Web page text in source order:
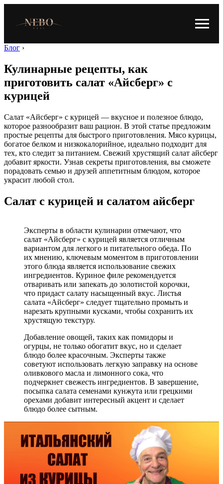
Блог ›
Кулинарные рецепты, как
приготовить салат «Айсберг» с
курицей
Салат «Айсберг» с курицей — вкусное и полезное блюдо,
которое разнообразит ваш рацион. В этой статье предложим
простые рецепты для быстрого приготовления. Мясо курицы,
богатое белком и низкокалорийное, идеально подходит для
тех, кто следит за питанием. Свежий хрустящий салат айсберг
добавит яркости. Узнав секреты приготовления, вы сможете
порадовать семью и друзей аппетитным блюдом, которое
украсит любой стол.
Салат с курицей и салатом айсберг
Эксперты в области кулинарии отмечают, что
салат «Айсберг» с курицей является отличным
вариантом для легкого и питательного обеда. По
их мнению, ключевым моментом в приготовлении
этого блюда является использование свежих
ингредиентов. Куриное филе рекомендуется
отваривать или запекать до золотистой корочки,
что придаст салату насыщенный вкус. Листья
салата «Айсберг» следует тщательно промыть и
нарезать крупными кусками, чтобы сохранить их
хрустящую текстуру.
Добавление овощей, таких как помидоры и
огурцы, не только обогатит вкус, но и сделает
блюдо более красочным. Эксперты также
советуют использовать легкую заправку на основе
оливкового масла и лимонного сока, что
подчеркнет свежесть ингредиентов. В завершение,
посыпка салата семенами кунжута или грецкими
орехами добавит интересный акцент и сделает
блюдо более сытным.